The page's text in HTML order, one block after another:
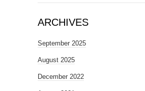
ARCHIVES
September 2025
August 2025
December 2022